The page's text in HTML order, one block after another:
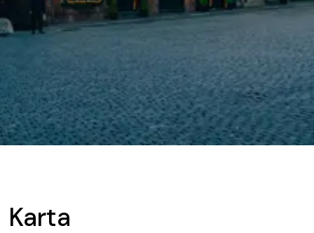
Karta